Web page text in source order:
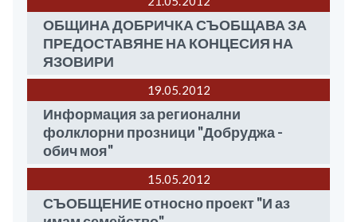
ОБЩИНА ДОБРИЧКА СЪОБЩАВА ЗА
ПРЕДОСТАВЯНЕ НА КОНЦЕСИЯ НА
ЯЗОВИРИ
19.05 2012
Информация за регионални
фолклорни прозници "Добруджа -
обич моя"
15.05 2012
СЪОБЩЕНИЕ относно проект "И аз